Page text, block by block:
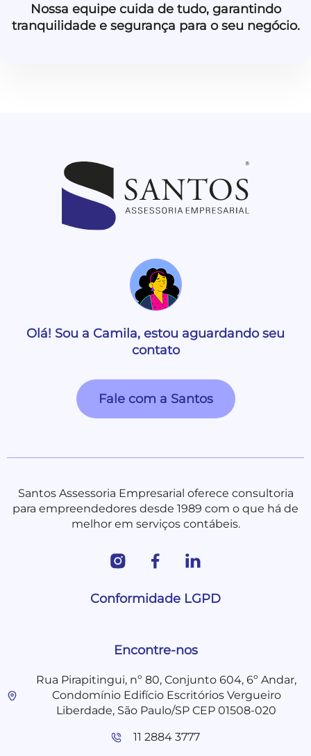
Nossa equipe cuida de tudo, garantindo
tranquilidade e segurança para o seu negócio.
Olá! Sou a Camila, estou aguardando seu
contato
Fale com a Santos
Santos Assessoria Empresarial oferece consultoria
para empreendedores desde 1989 com o que há de
melhor em serviços contábeis.
Conformidade LGPD
Encontre-nos
Rua Pirapitingui, nº 80, Conjunto 604, 6º Andar,
Condomínio Edifício Escritórios Vergueiro
Liberdade, São Paulo/SP CEP 01508-020
11 2884 3777